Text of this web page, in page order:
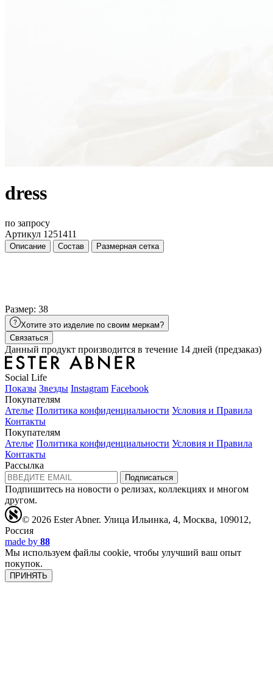
dress
по запросу
Артикул 1251411
Описание Состав Размерная сетка
Размер: 38
Хотите это изделие по своим меркам?
Связаться
Данный продукт производится в течение 14 дней (предзаказ)
Social Life
Показы Звезды Instagram Facebook
Покупателям
Ателье Политика конфиденциальности Условия и Правила
Контакты
Покупателям
Ателье Политика конфиденциальности Условия и Правила
Контакты
Рассылка
Подписаться
Подпишитесь на новости о релизах, коллекциях и многом
другом.
© 2026 Ester Abner. Улица Ильинка, 4, Москва, 109012,
Россия
made by 88
Мы используем файлы cookie, чтобы улучший ваш опыт
покупок.
ПРИНЯТЬ